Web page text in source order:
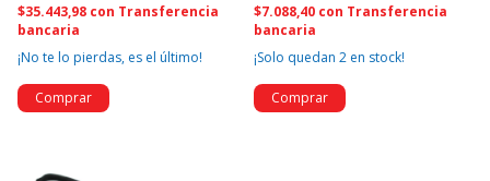
$35.443,98 con Transferencia
bancaria
¡No te lo pierdas, es el último!
$7.088,40 con Transferencia
bancaria
¡Solo quedan 2 en stock!